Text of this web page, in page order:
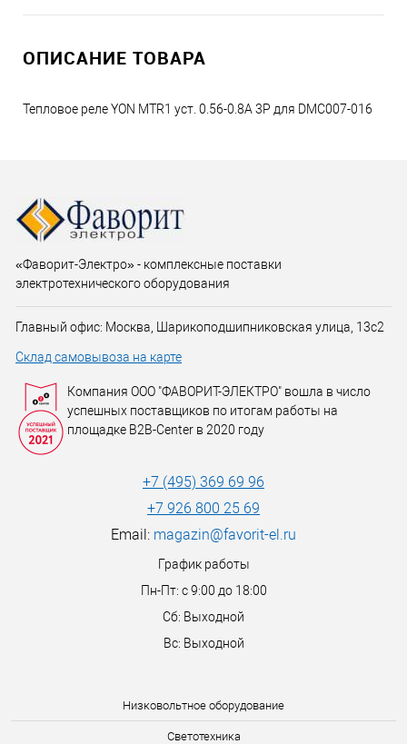
ОПИСАНИЕ ТОВАРА
Тепловое реле YON MTR1 уст. 0.56-0.8A 3P для DMC007-016
Низковольтное оборудование
Светотехника
«Фаворит-Электро» - комплексные поставки
электротехнического оборудования
Главный офис: Москва, Шарикоподшипниковская улица, 13с2
Склад самовывоза на карте
Компания ООО "ФАВОРИТ-ЭЛЕКТРО" вошла в число
успешных поставщиков по итогам работы на
площадке B2B-Center в 2020 году
+7 (495) 369 69 96
+7 926 800 25 69
Email: magazin@favorit-el.ru
График работы
Пн-Пт: с 9:00 до 18:00
Сб: Выходной
Вс: Выходной